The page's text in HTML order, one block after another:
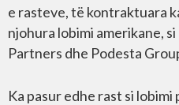
e rasteve, të kontraktuara
njohura lobimi amerikane,
Partners dhe Podesta
Ka pasur edhe rast si